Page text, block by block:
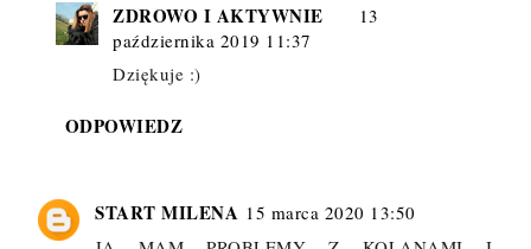
ZDROWO I AKTYWNIE
13
października 2019 11:37
Dziękuje :)
ODPOWIEDZ
START MILENA 15 marca 2020 13:50